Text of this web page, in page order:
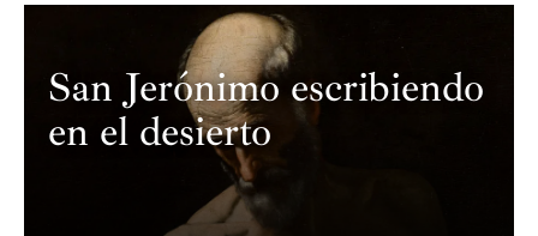
San Jerónimo escribiendo
en el desierto